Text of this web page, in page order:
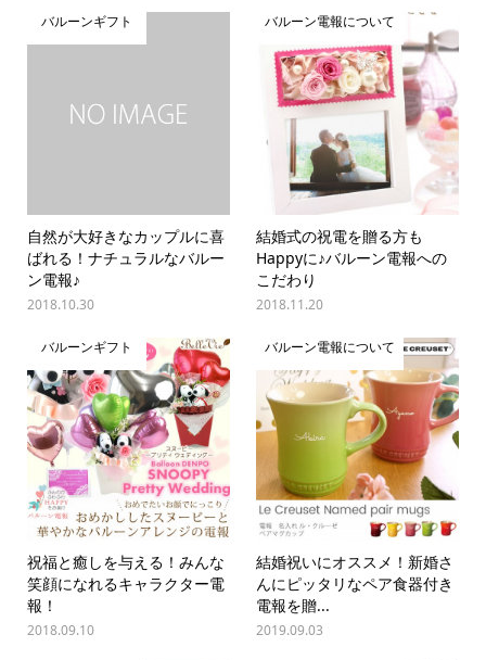
バルーンギフト
自然が大好きなカップルに喜
ばれる！ナチュラルなバルー
ン電報♪
2018.10.30
バルーン電報について
結婚式の祝電を贈る方も
Happyに♪バルーン電報への
こだわり
2018.11.20
バルーンギフト
祝福と癒しを与える！みんな
笑顔になれるキャラクター電
報！
2018.09.10
バルーン電報について
結婚祝いにオススメ！新婚さ
んにピッタリなペア食器付き
電報を贈...
2019.09.03